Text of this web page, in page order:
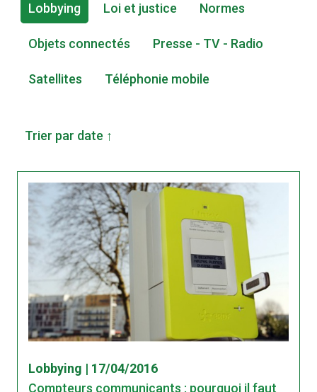
Lobbying Loi et justice Normes
Objets connectés Presse - TV - Radio
Satellites Téléphonie mobile
Trier par date ↑
Lobbying | 17/04/2016
Compteurs communicants : pourquoi il faut